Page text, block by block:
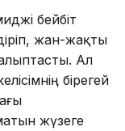
бейбіт
жан-жақты
Ал
бірегей
жүзеге